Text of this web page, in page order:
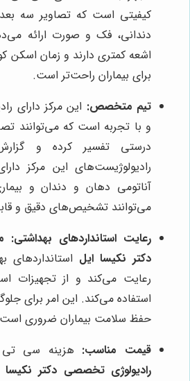
کیفیتی است که تصاویر سه
دندانی، فک و صورت ارائه
اشعه کمتری دارند و زمان اسکن
برای بیماران راحت‌تر است.
تیم متخصص: این مرکز دارای
و با تجربه است که می‌توانند
درستی تفسیر کرده و
رادیولوژیست‌های این مرکز
آناتومی دهان و دندان و
می‌توانند تشخیص‌های دقیق و
رعایت استانداردهای بهداشتی:
دکتر نکیسا ایل استانداردهای
رعایت می‌کند و از تجهیزات
استفاده می‌کند. این امر برای
حفظ سلامت بیماران ضروری
قیمت مناسب: هزینه سی
رادیولوژی تخصصی دکتر نکیسا